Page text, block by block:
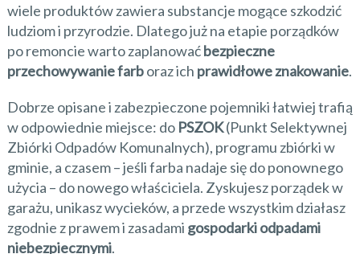
wiele produktów zawiera substancje mogące szkodzić
ludziom i przyrodzie. Dlatego już na etapie porządków
po remoncie warto zaplanowaćbezpieczne
przechowywanie farboraz ich prawidłowe znakowanie.
Dobrze opisane i zabezpieczone pojemniki łatwiej trafią
w odpowiednie miejsce: do PSZOK(Punkt Selektywnej
Zbiórki Odpadów Komunalnych), programu zbiórki w
gminie, a czasem – jeśli farba nadaje się do ponownego
użycia – do nowego właściciela. Zyskujesz porządek w
garażu, unikasz wycieków, a przede wszystkim działasz
zgodnie z prawem i zasadami gospodarki odpadami
niebezpiecznymi.